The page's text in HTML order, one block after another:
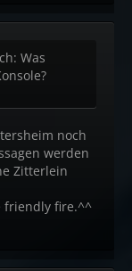
Was
noch
werden
Zitterlein
friendly fire.^^